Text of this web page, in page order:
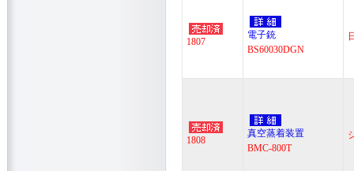
1807
電子銃
BS60030DGN
1808
真空蒸着装置
BMC-800T